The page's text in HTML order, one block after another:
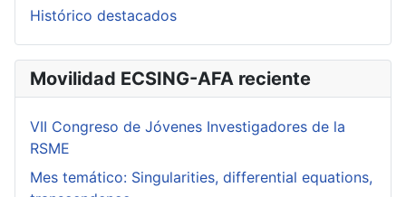
Histórico destacados
Movilidad ECSING-AFA reciente
VII Congreso de Jóvenes Investigadores de la
RSME
Mes temático: Singularities, differential equations,